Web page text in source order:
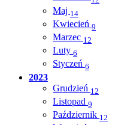
Maj 14
Kwiecień 9
Marzec 12
Luty 6
Styczeń 6
2023
Grudzień 12
Listopad 9
Październik 12